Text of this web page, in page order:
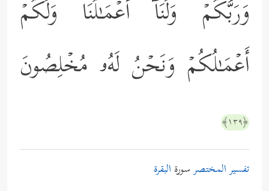
وَرَبُّكُمۡ وَلَنَاۤ أَعۡمَـٰلُنَا وَلَكُمۡ
أَعۡمَـٰلُكُمۡ وَنَحۡنُ لَهُۥ مُخۡلِصُونَ
﴿١٣٩﴾
تفسير المختصرسورة البقرة